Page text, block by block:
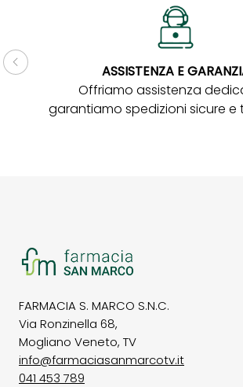
ASSISTENZA E
Offriamo assistenza
garantiamo spedizioni sicure e
FARMACIA S. MARCO S.N.C.
Via Ronzinella 68,
Mogliano Veneto, TV
info@farmaciasanmarcotv.it
041 453 789